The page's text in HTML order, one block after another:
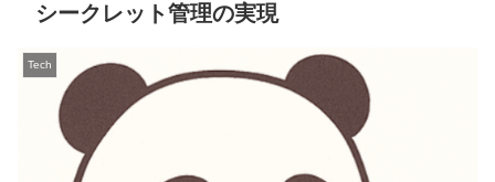
シークレット管理の実現
Tech